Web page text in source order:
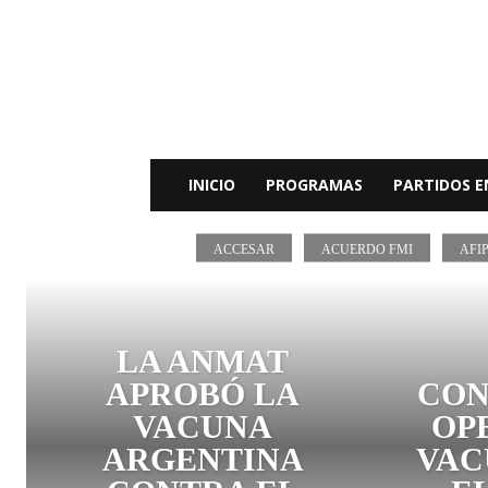
INICIO PROGRAMAS PARTIDOS
ACCESAR ACUERDO FMI AFIP
LA ANMAT
APROBÓ LA
VACUNA
ARGENTINA